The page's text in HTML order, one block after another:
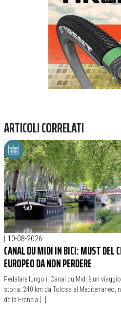
ARTICOLI CORRELATI
| 10-08-2026
CANAL DU MIDI IN BICI: MUST DEL
EUROPEO DA NON PERDERE
Pedalare lungo il Canal du Midi è un
storia: 240 km da Tolosa al Mediterraneo,
della Francia […]